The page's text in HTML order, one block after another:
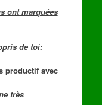
ont marquées
de toi:
productif avec
très